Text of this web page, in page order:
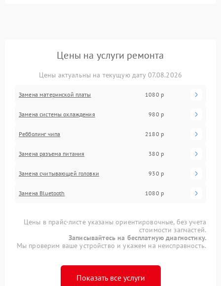
Цены на услуги ремонта
Цены актуальны на текущую дату 07.08.2026
Замена материнской платы 1080 р
Замена системы охлаждения 980 р
Ребболинг чипа 2180 р
Замена разъема питания 380 р
Замена считывающей головки 930 р
Замена Bluetooth 1080 р
Цены в прайс-листе указаны ориентировочные, без учета
стоимости запчастей.
Записывайтесь на бесплатную диагностику.
Мы проверим ваше устройство и укажем на неисправность.
Показать все услуги